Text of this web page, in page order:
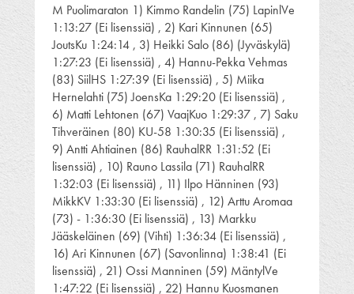
M Puolimaraton 1) Kimmo Randelin (75) LapinlVe
1:13:27 (Ei lisenssiä) , 2) Kari Kinnunen (65)
JoutsKu 1:24:14 , 3) Heikki Salo (86) (Jyväskylä)
1:27:23 (Ei lisenssiä) , 4) Hannu-Pekka Vehmas
(83) SiilHS 1:27:39 (Ei lisenssiä) , 5) Miika
Hernelahti (75) JoensKa 1:29:20 (Ei lisenssiä) ,
6) Matti Lehtonen (67) VaajKuo 1:29:37 , 7) Saku
Tihveräinen (80) KU-58 1:30:35 (Ei lisenssiä) ,
9) Antti Ahtiainen (86) RauhalRR 1:31:52 (Ei
lisenssiä) , 10) Rauno Lassila (71) RauhalRR
1:32:03 (Ei lisenssiä) , 11) Ilpo Hänninen (93)
MikkKV 1:33:30 (Ei lisenssiä) , 12) Arttu Aromaa
(73) - 1:36:30 (Ei lisenssiä) , 13) Markku
Jääskeläinen (69) (Vihti) 1:36:34 (Ei lisenssiä) ,
16) Ari Kinnunen (67) (Savonlinna) 1:38:41 (Ei
lisenssiä) , 21) Ossi Manninen (59) MäntylVe
1:47:22 (Ei lisenssiä) , 22) Hannu Kuosmanen